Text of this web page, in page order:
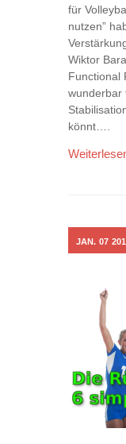
für
nutzen”
Wiktor
Functional
wunderbar
könnt….
JAN. 07